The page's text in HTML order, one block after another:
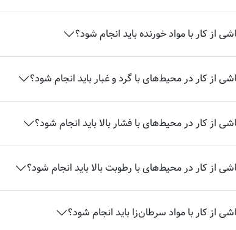
از کار با مواد خورنده باید انجام شود؟
از کار در محیط‌های با گرد و غبار باید انجام شود؟
از کار در محیط‌های با فشار بالا باید انجام شود؟
از کار در محیط‌های با رطوبت بالا باید انجام شود؟
از کار با مواد سرطان‌زا باید انجام شود؟